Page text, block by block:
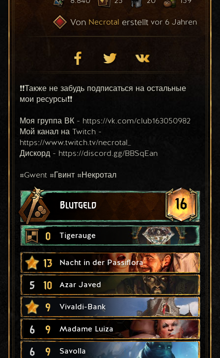
Von Necrotal erstellt vor 6 Jahren
Blutgeld 16
0 Tigerauge
13 Nacht in der Passiflora
5 10 Azar Javed
9 Vivaldi-Bank
6 9 Madame Luiza
6 9 Savolla
❗❗Также не забудь подписаться на остальные
мои ресурсы❗❗
Моя группа ВК - https://vk.com/club163050982
Мой канал на Twitch -
https://www.twitch.tv/necrotal_
Дискорд - https://discord.gg/BBSqEan
#Gwent #Гвинт #Некротал